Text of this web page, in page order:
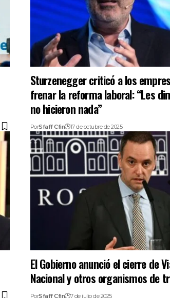
Sturzenegger criticó a los
frenar la reforma laboral: “Les
no hicieron nada”
PorSfaff Cfin 17 de octubre de 2025
El Gobierno anunció el cierre de
Nacional y otros organismos de
PorSfaff Cfin 7 de julio de 2025